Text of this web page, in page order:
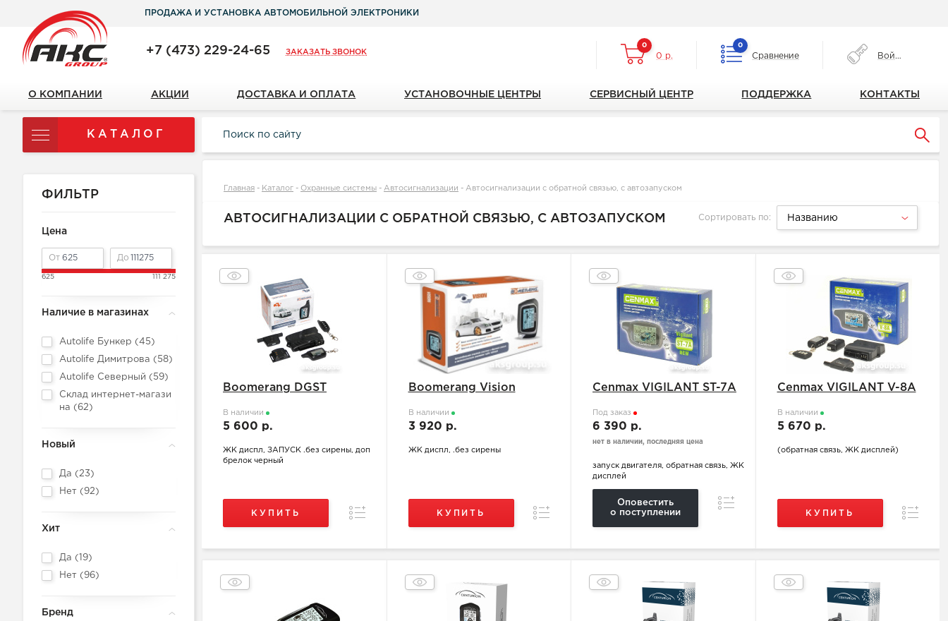
ПРОДАЖА И УСТАНОВКА АВТОМОБИЛЬНОЙ ЭЛЕКТРОНИКИ
+7 (473) 229-24-65 ЗАКАЗАТЬ ЗВОНОК
0
0 р.
0
Сравнение Войти
О КОМПАНИИ АКЦИИ ДОСТАВКА И ОПЛАТА УСТАНОВОЧНЫЕ ЦЕНТРЫ СЕРВИСНЫЙ ЦЕНТР ПОДДЕРЖКА КОНТАКТЫ
КАТАЛОГ
ФИЛЬТР
Цена
От До
625 111 275
Наличие в магазинах
Autolife Бункер (45)
Autolife Димитрова ( 58)
Autolife Северный ( 59)
Склад интернет-магази
на (62)
Новый
Да ( 23)
Нет ( 92)
Хит
Да ( 19)
Нет ( 96)
Бренд
Главная - Каталог - Охранные системы - Автосигнализации - Автосигнализации с обратной связью, с автозапуском
АВТОСИГНАЛИЗАЦИИ С ОБРАТНОЙ СВЯЗЬЮ, С АВТОЗАПУСКОМ Сортировать по: Названию
Boomerang DGST
В наличии
5 600 р.
ЖК диспл, ЗАПУСК .без сирены, доп
брелок черный
КУПИТЬ Сравнение
Boomerang Vision
В наличии
3 920 р.
ЖК диспл, .без сирены
КУПИТЬ Сравнение
Cenmax VIGILANT ST-7A
Под заказ
6 390 р.
нет в наличии, последняя цена
запуск двигателя, обратная связь, ЖК
дисплей
Оповестить
о поступлении
Сравнение
Cenmax VIGILANT V-8A
В наличии
5 670 р.
(обратная связь, ЖК дисплей)
КУПИТЬ